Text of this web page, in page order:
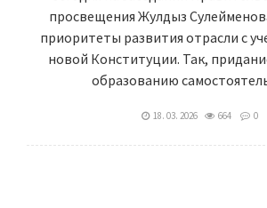
просвещения Жулдыз
приоритеты развития отрасли с
новой Конституции. Так,
образованию
18. 03. 2026 664 0